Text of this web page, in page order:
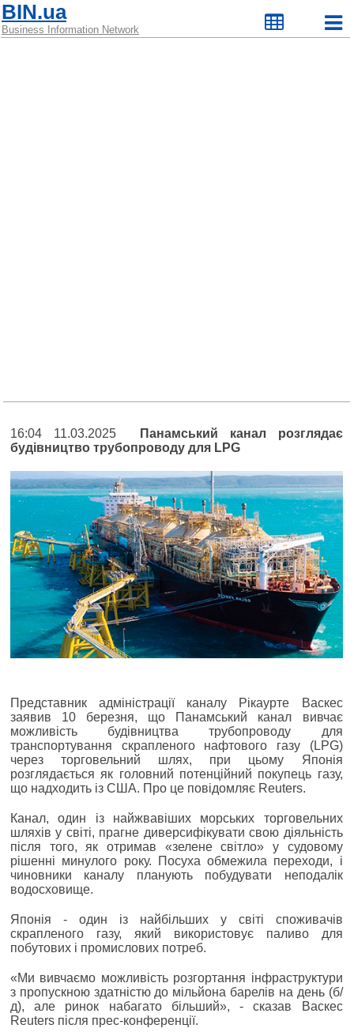
BIN.ua
Business Information Network
16:04 11.03.2025
Панамський канал розглядає
будівництво трубопроводу для LPG
Представник адміністрації каналу Рікаурте Васкес
заявив 10 березня, що Панамський канал вивчає
можливість будівництва трубопроводу для
транспортування скрапленого нафтового газу (LPG)
через торговельний шлях, при цьому Японія
розглядається як головний потенційний покупець газу,
що надходить із США. Про це повідомляє Reuters.
Канал, один із найжвавіших морських торговельних
шляхів у світі, прагне диверсифікувати свою діяльність
після того, як отримав «зелене світло» у судовому
рішенні минулого року. Посуха обмежила переходи, і
чиновники каналу планують побудувати неподалік
водосховище.
Японія - один із найбільших у світі споживачів
скрапленого газу, який використовує паливо для
побутових і промислових потреб.
«Ми вивчаємо можливість розгортання інфраструктури
з пропускною здатністю до мільйона барелів на день (б/
д), але ринок набагато більший», - сказав Васкес
Reuters після прес-конференції.